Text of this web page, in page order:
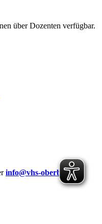
über Dozenten verfügbar.
info@vhs-oberberg.de